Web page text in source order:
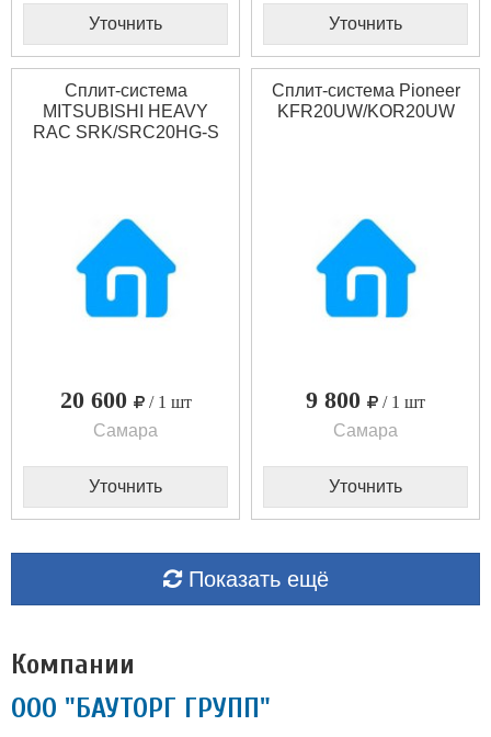
Уточнить Уточнить
Сплит-система
MITSUBISHI HEAVY
RAC SRK/SRC20HG-S
20 600
/ 1 шт
Самара
Уточнить
Сплит-система Pioneer
KFR20UW/KOR20UW
9 800
/ 1 шт
Самара
Уточнить
Показать ещё
Компании
ООО "БАУТОРГ ГРУПП"